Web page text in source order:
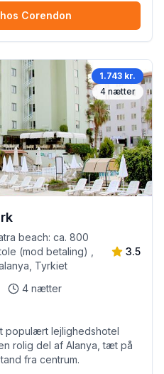
Corendon
1.743 kr.
4 nætter
beach: ca. 800
(mod betaling) ,
Tyrkiet
3.5
4 nætter
populært lejlighedshotel
rolig del af Alanya, tæt på
fra centrum.